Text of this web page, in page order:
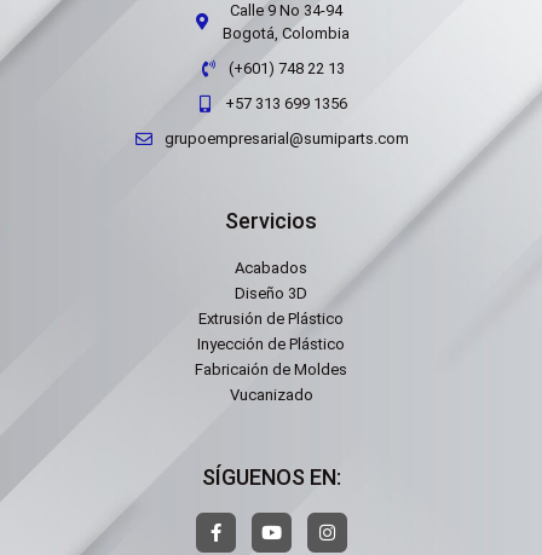
Calle 9 No 34-94
Bogotá, Colombia
(+601) 748 22 13
+57 313 699 1356
grupoempresarial@sumiparts.com
Servicios
Acabados
Diseño 3D
Extrusión de Plástico
Inyección de Plástico
Fabricaión de Moldes
Vucanizado
SÍGUENOS EN: